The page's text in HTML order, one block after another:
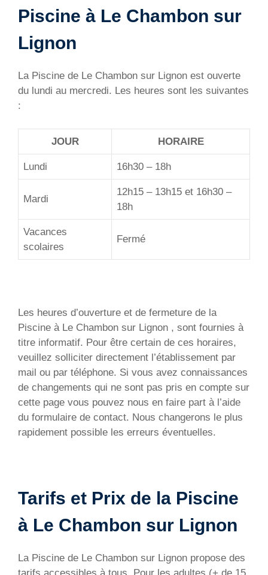
Piscine à Le Chambon sur
Lignon
La Piscine de Le Chambon sur Lignon est ouverte
du lundi au mercredi. Les heures sont les suivantes
:
JOUR HORAIRE
Lundi 16h30 – 18h
Mardi
12h15 – 13h15 et 16h30 –
18h
Vacances
scolaires
Fermé
Les heures d’ouverture et de fermeture de la
Piscine à Le Chambon sur Lignon , sont fournies à
titre informatif. Pour être certain de ces horaires,
veuillez solliciter directement l’établissement par
mail ou par téléphone. Si vous avez connaissances
de changements qui ne sont pas pris en compte sur
cette page vous pouvez nous en faire part à l’aide
du formulaire de contact. Nous changerons le plus
rapidement possible les erreurs éventuelles.
Tarifs et Prix de la Piscine
à Le Chambon sur Lignon
La Piscine de Le Chambon sur Lignon propose des